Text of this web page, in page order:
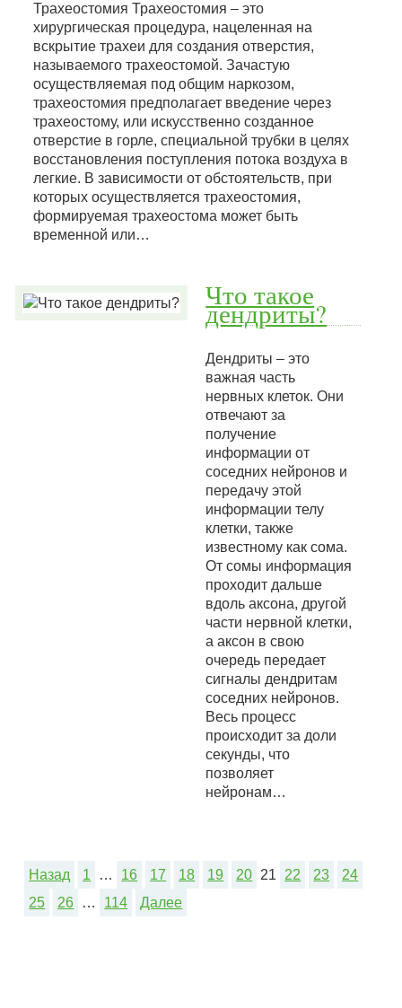
Трахеостомия Трахеостомия – это
хирургическая процедура, нацеленная на
вскрытие трахеи для создания отверстия,
называемого трахеостомой. Зачастую
осуществляемая под общим наркозом,
трахеостомия предполагает введение через
трахеостому, или искусственно созданное
отверстие в горле, специальной трубки в целях
восстановления поступления потока воздуха в
легкие. В зависимости от обстоятельств, при
которых осуществляется трахеостомия,
формируемая трахеостома может быть
временной или…
Что такое
дендриты?
Дендриты – это
важная часть
нервных клеток. Они
отвечают за
получение
информации от
соседних нейронов и
передачу этой
информации телу
клетки, также
известному как сома.
От сомы информация
проходит дальше
вдоль аксона, другой
части нервной клетки,
а аксон в свою
очередь передает
сигналы дендритам
соседних нейронов.
Весь процесс
происходит за доли
секунды, что
позволяет
нейронам…
Назад 1 … 16 17 18 19 20 21 22 23
24
25
26 … 114 Далее